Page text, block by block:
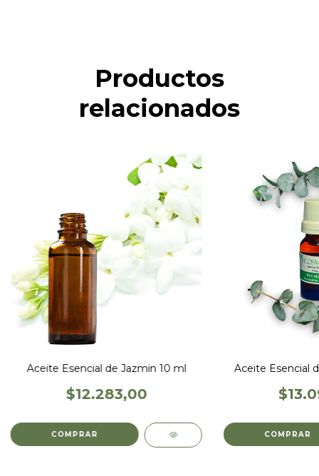
Productos
relacionados
Aceite Esencial de Jazmin 10 ml
$12.283,00
Aceite Esencial